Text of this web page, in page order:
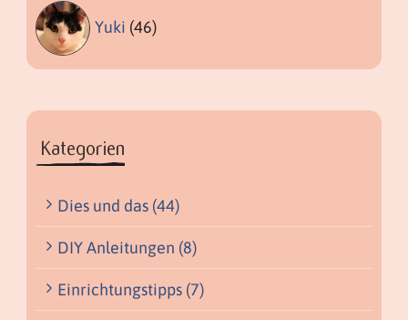
Yuki (46)
Kategorien
Dies und das (44)
DIY Anleitungen (8)
Einrichtungstipps (7)